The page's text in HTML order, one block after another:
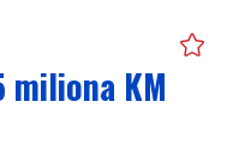
miliona KM